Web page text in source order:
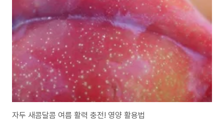
션프루츠의 영양성분 백향과는 작지만 강한 과일입니다. 100g당 약 97kcal
로 비교적 낮은 칼로리를 가지고 있으며, 아래와 같은 핵심 영양소들을 풍부하
게 함유하고 있습니다...
자두 새콤달콤 여름 활력 충전! 영양 활용법